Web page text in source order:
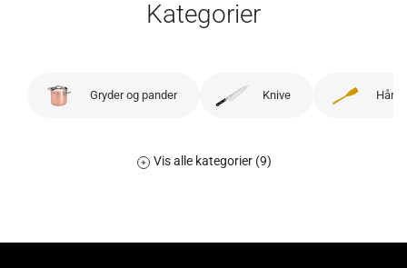
Kategorier
Gryder og pander Knive
Vis alle kategorier (9)